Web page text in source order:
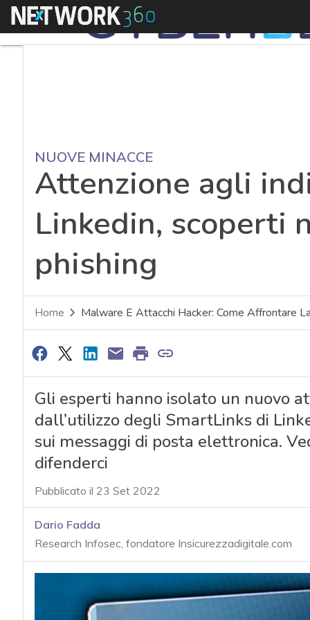
Menu
NUOVE MINACCE
Attenzione agli
Linkedin, scoperti
phishing
Home Malware E Attacchi Hacker: Come Affrontare
Gli esperti hanno isolato un nuovo
dall’utilizzo degli SmartLinks di
sui messaggi di posta elettronica.
difenderci
Pubblicato il 23 Set 2022
Dario Fadda
Research Infosec, fondatore Insicurezzadigitale.com